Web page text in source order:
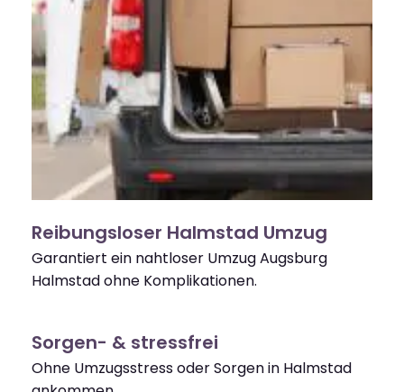
Reibungsloser Halmstad Umzug
Garantiert ein nahtloser Umzug Augsburg
Halmstad ohne Komplikationen.
Sorgen- & stressfrei
Ohne Umzugsstress oder Sorgen in Halmstad